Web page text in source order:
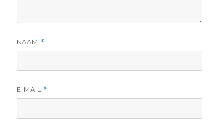
NAAM *
E-MAIL *